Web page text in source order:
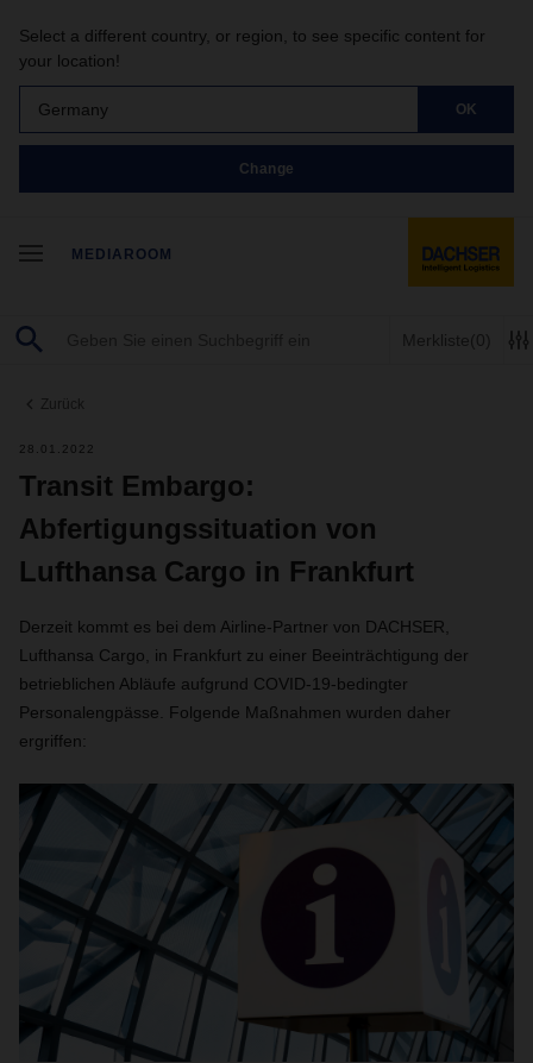
Select a different country, or region, to see specific content for
your location!
Germany OK
Change
MEDIAROOM
Merkliste(0)
Zurück
28.01.2022
Transit Embargo:
Abfertigungssituation von
Lufthansa Cargo in Frankfurt
Derzeit kommt es bei dem Airline-Partner von DACHSER,
Lufthansa Cargo, in Frankfurt zu einer Beeinträchtigung der
betrieblichen Abläufe aufgrund COVID-19-bedingter
Personalengpässe. Folgende Maßnahmen wurden daher
ergriffen: